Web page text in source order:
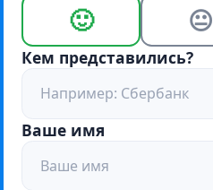
🙂 😐
Кем представились?
Ваше имя